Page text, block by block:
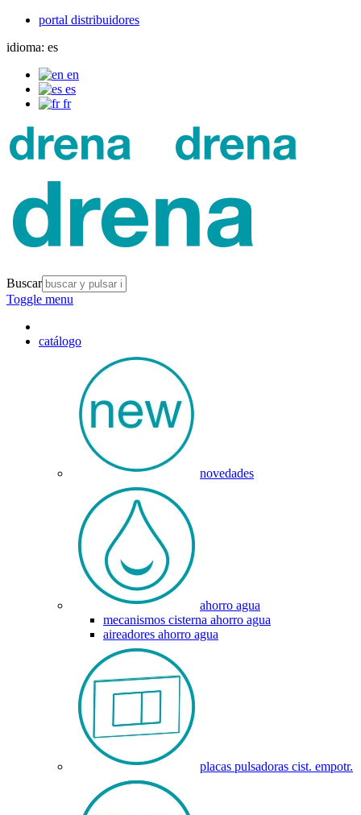
portal distribuidores
idioma: es
en
es
fr
Buscar
Toggle menu
catálogo
novedades
ahorro agua
mecanismos cisterna ahorro agua
aireadores ahorro agua
placas pulsadoras cist. empotr.